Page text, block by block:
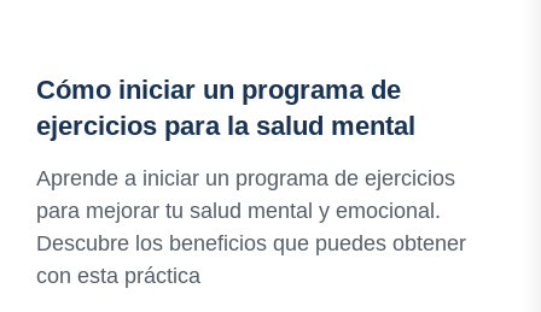
Cómo iniciar un programa de
ejercicios para la salud mental
Aprende a iniciar un programa de ejercicios
para mejorar tu salud mental y emocional.
Descubre los beneficios que puedes obtener
con esta práctica